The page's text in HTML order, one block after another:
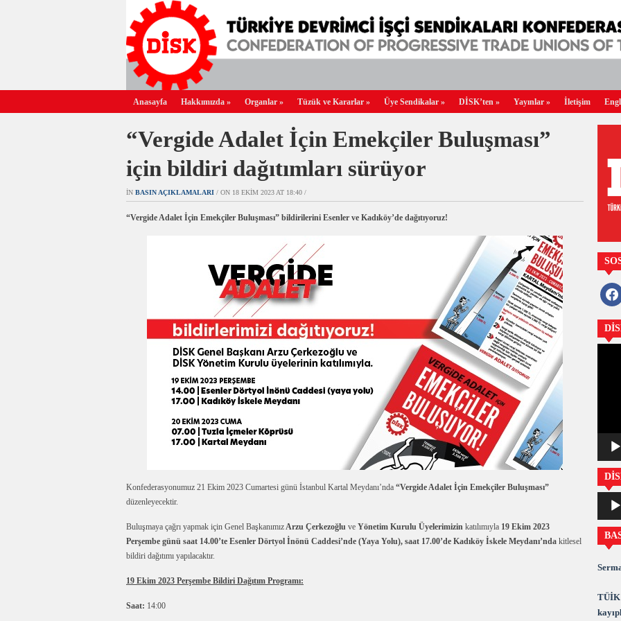
Anasayfa Hakkımızda » Organlar » Tüzük ve Kararlar » Üye Sendikalar » DİSK’ten » Yayınlar » İletişim
“Vergide Adalet İçin Emekçiler Buluşması”
için bildiri dağıtımları sürüyor
IN BASIN AÇIKLAMALARI / ON 18 EKIM 2023 AT 18:40 /
“Vergide Adalet İçin Emekçiler Buluşması” bildirilerini Esenler ve Kadıköy’de dağıtıyoruz!
Konfederasyonumuz 21 Ekim 2023 Cumartesi günü İstanbul Kartal Meydanı’nda “Vergide Adalet İçin Emekçiler Buluşması”
düzenleyecektir.
Buluşmaya çağrı yapmak için Genel BaşkanımızArzu Çerkezoğlu ve Yönetim Kurulu Üyelerimizin katılımıyla 19 Ekim 2023
Perşembe günü saat 14.00’te Esenler Dörtyol İnönü Caddesi’nde (Yaya Yolu), saat 17.00’de Kadıköy İskele Meydanı’nda kitlesel
bildiri dağıtımı yapılacaktır.
19 Ekim 2023 Perşembe Bildiri Dağıtım Programı:
Saat: 14:00
oynatıcı
TÜİK